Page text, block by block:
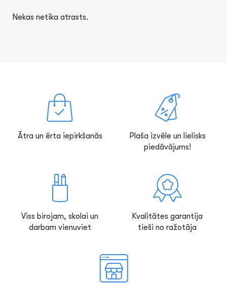
Nekas netika atrasts.
Ātra un ērta iepirkšanās
Plaša izvēle un lielisks
piedāvājums!
Viss birojam, skolai un
darbam vienuviet
Kvalitātes garantija
tieši no ražotāja